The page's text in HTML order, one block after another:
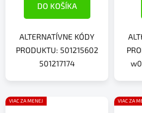
DO KOŠÍKA
ALTERNATÍVNE KÓDY
PRODUKTU: 501215602
501217174
VIAC ZA MENEJ VIAC ZA